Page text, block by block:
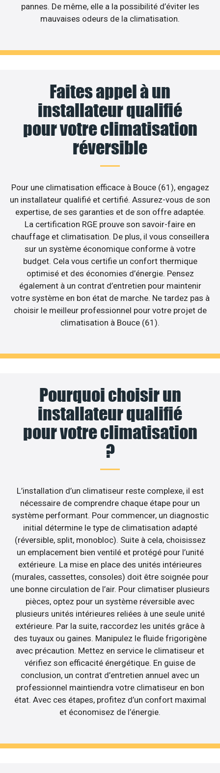
pannes. De même, elle a la possibilité d’éviter les
mauvaises odeurs de la climatisation.
Faites appel à un
installateur qualifié
pour votre climatisation
réversible
Pour une climatisation efficace à Bouce (61), engagez
un installateur qualifié et certifié. Assurez-vous de son
expertise, de ses garanties et de son offre adaptée.
La certification RGE prouve son savoir-faire en
chauffage et climatisation. De plus, il vous conseillera
sur un système économique conforme à votre
budget. Cela vous certifie un confort thermique
optimisé et des économies d’énergie. Pensez
également à un contrat d’entretien pour maintenir
votre système en bon état de marche. Ne tardez pas à
choisir le meilleur professionnel pour votre projet de
climatisation à Bouce (61).
Pourquoi choisir un
installateur qualifié
pour votre climatisation
?
L’installation d’un climatiseur reste complexe, il est
nécessaire de comprendre chaque étape pour un
système performant. Pour commencer, un diagnostic
initial détermine le type de climatisation adapté
(réversible, split, monobloc). Suite à cela, choisissez
un emplacement bien ventilé et protégé pour l’unité
extérieure. La mise en place des unités intérieures
(murales, cassettes, consoles) doit être soignée pour
une bonne circulation de l’air. Pour climatiser plusieurs
pièces, optez pour un système réversible avec
plusieurs unités intérieures reliées à une seule unité
extérieure. Par la suite, raccordez les unités grâce à
des tuyaux ou gaines. Manipulez le fluide frigorigène
avec précaution. Mettez en service le climatiseur et
vérifiez son efficacité énergétique. En guise de
conclusion, un contrat d’entretien annuel avec un
professionnel maintiendra votre climatiseur en bon
état. Avec ces étapes, profitez d’un confort maximal
et économisez de l’énergie.